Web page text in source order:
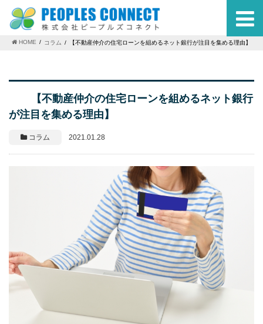
MENU
HOME コラム 【不動産仲介の住宅ローンを組めるネット銀行が注目を集める理由】
【不動産仲介の住宅ローンを組めるネット銀行
が注目を集める理由】
コラム 2021.01.28